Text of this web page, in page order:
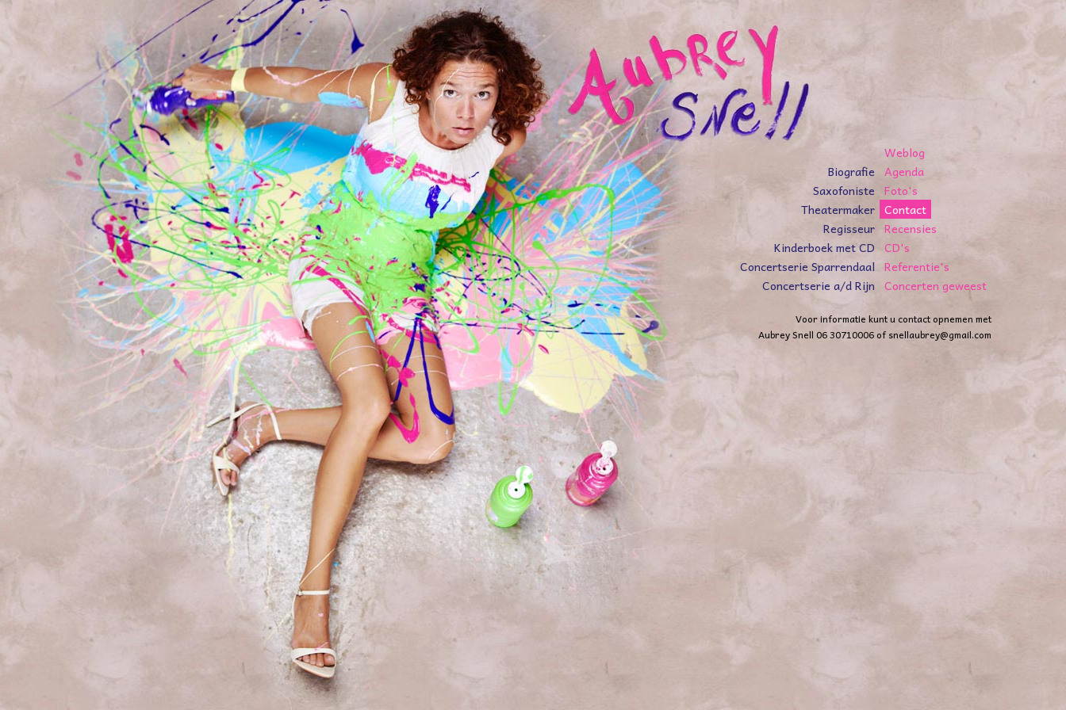
Weblog
Agenda
Foto's
Contact
Recensies
CD's
Referentie's
Concerten geweest
Biografie
Saxofoniste
Theatermaker
Regisseur
Kinderboek met CD
Concertserie Sparrendaal
Concertserie a/d Rijn
Voor informatie kunt u contact opnemen met
Aubrey Snell 06 30710006 of snellaubrey@gmail.com